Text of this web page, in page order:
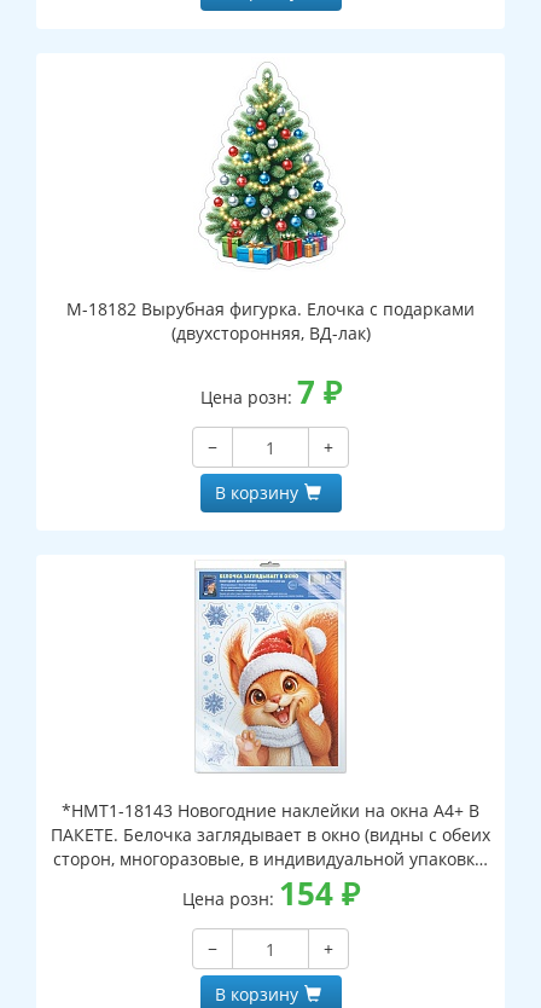
М-18182 Вырубная фигурка. Елочка с подарками
(двухсторонняя, ВД-лак)
Цена розн: 7 ₽
−
+
В корзину
*НМТ1-18143 Новогодние наклейки на окна А4+ В
ПАКЕТЕ. Белочка заглядывает в окно (видны с обеих
сторон, многоразовые, в индивидуальной упаковке,
с европодвесом и клеевым клапаном)
Цена розн: 154₽
−
+
В корзину